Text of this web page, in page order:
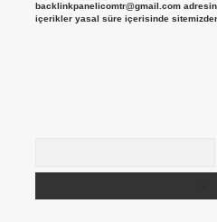
backlinkpanelicomtr@gmail.com
içerikler yasal süre içerisinde sitemizden